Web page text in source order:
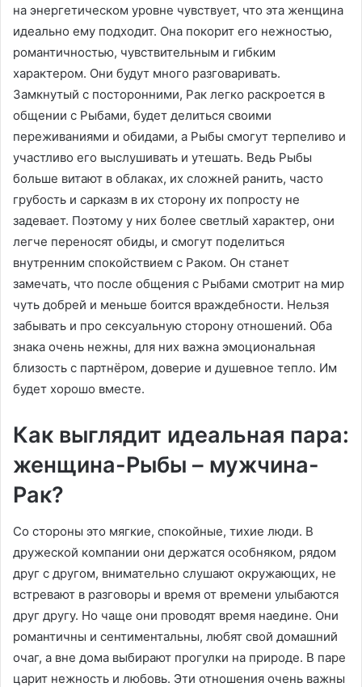
на энергетическом уровне чувствует, что эта женщина
идеально ему подходит. Она покорит его нежностью,
романтичностью, чувствительным и гибким
характером. Они будут много разговаривать.
Замкнутый с посторонними, Рак легко раскроется в
общении с Рыбами, будет делиться своими
переживаниями и обидами, а Рыбы смогут терпеливо и
участливо его выслушивать и утешать. Ведь Рыбы
больше витают в облаках, их сложней ранить, часто
грубость и сарказм в их сторону их попросту не
задевает. Поэтому у них более светлый характер, они
легче переносят обиды, и смогут поделиться
внутренним спокойствием с Раком. Он станет
замечать, что после общения с Рыбами смотрит на мир
чуть добрей и меньше боится враждебности. Нельзя
забывать и про сексуальную сторону отношений. Оба
знака очень нежны, для них важна эмоциональная
близость с партнёром, доверие и душевное тепло. Им
будет хорошо вместе.
Как выглядит идеальная пара:
женщина-Рыбы – мужчина-
Рак?
Со стороны это мягкие, спокойные, тихие люди. В
дружеской компании они держатся особняком, рядом
друг с другом, внимательно слушают окружающих, не
встревают в разговоры и время от времени улыбаются
друг другу. Но чаще они проводят время наедине. Они
романтичны и сентиментальны, любят свой домашний
очаг, а вне дома выбирают прогулки на природе. В паре
царит нежность и любовь. Эти отношения очень важны